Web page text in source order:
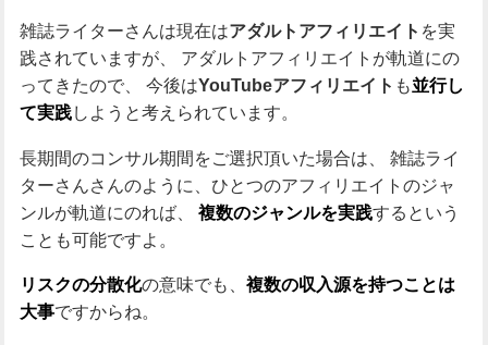
雑誌ライターさんは現在はアダルトアフィリエイト を実
践されていますが、
アダルトアフィリエイトが軌道にの
ってきたので、
今後はYouTubeアフィリエイト も並行し
て実践しようと考えられています。
長期間のコンサル期間をご選択頂いた場合は、
雑誌ライ
ターさんさんのように、ひとつのアフィリエイトのジャ
ンルが軌道にのれば、
複数のジャンルを実践するという
ことも可能ですよ。
リスクの分散化の意味でも、 複数の収入源を持つことは
大事ですからね。